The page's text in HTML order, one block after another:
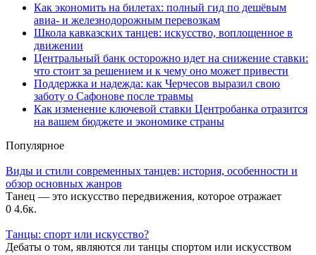
Как экономить на билетах: полный гид по дешёвым
авиа- и железнодорожным перевозкам
Школа кавказских танцев: искусство, воплощенное в
движении
Центральный банк осторожно идет на снижение ставки:
что стоит за решением и к чему оно может привести
Поддержка и надежда: как Черчесов выразил свою
заботу о Сафонове после травмы
Как изменение ключевой ставки Центробанка отразится
на вашем бюджете и экономике страны
Популярное
Виды и стили современных танцев: история, особенности и
обзор основных жанров
Танец — это искусство передвижения, которое отражает
0 4.6к.
Танцы: спорт или искусство?
Дебаты о том, являются ли танцы спортом или искусством